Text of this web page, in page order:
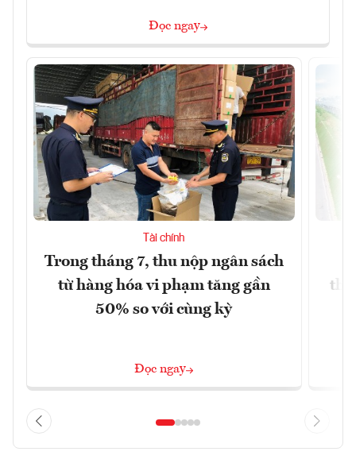
Đọc ngay
Tài chính
Trong tháng 7, thu nộp ngân sách
từ hàng hóa vi phạm tăng gần
50% so với cùng kỳ
Đọc ngay